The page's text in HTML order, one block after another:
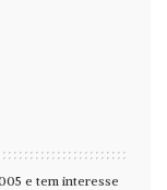
e tem interesse